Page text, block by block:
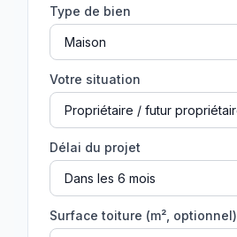
Type de bien
Votre situation
Délai du projet
Surface toiture (m², optionnel)